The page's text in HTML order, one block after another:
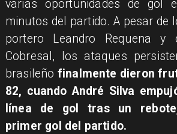
varias oportunidades de gol
minutos del partido. A pesar de
portero Leandro Requena
Cobresal, los ataques
brasileño finalmente dieron
82, cuando André Silva
línea de gol tras un
primer gol del partido.